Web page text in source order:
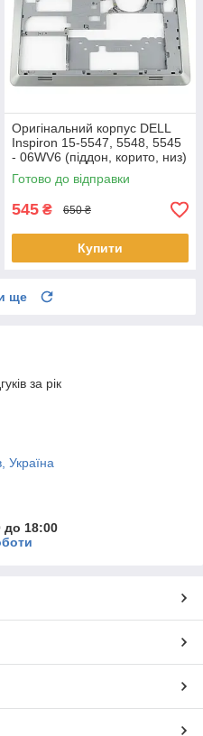
Оригінальний корпус DELL
Inspiron 15-5547, 5548, 5545
- 06WV6 (піддон, корито, низ)
Готово до відправки
545 ₴ 650 ₴
Купити
ще
за рік
Україна
до 18:00